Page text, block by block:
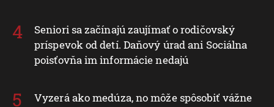
Seniori sa začínajú zaujímať o rodičovský
príspevok od detí. Daňový úrad ani Sociálna
poisťovňa im informácie nedajú
Vyzerá ako medúza, no môže spôsobiť vážne